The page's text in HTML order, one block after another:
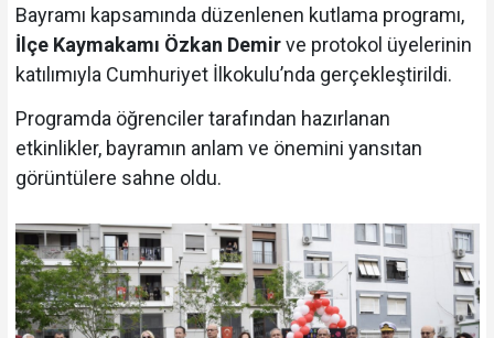
Bayramı kapsamında düzenlenen kutlama programı,
İlçe Kaymakamı Özkan Demirve protokol üyelerinin
katılımıyla Cumhuriyet İlkokulu’nda gerçekleştirildi.
Programda öğrenciler tarafından hazırlanan
etkinlikler, bayramın anlam ve önemini yansıtan
görüntülere sahne oldu.